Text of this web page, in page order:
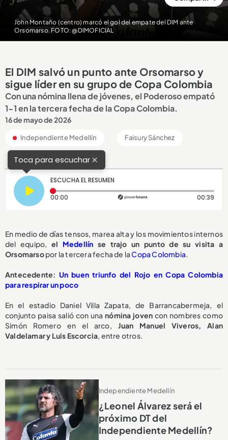
John Montaño (centro) marcó el gol del empate del DIM ante
Orsomarso. FOTO: @DIMOFICIAL
El DIM salvó un punto ante Orsomarso y
sigue líder en su grupo de Copa Colombia
Con una nómina llena de jóvenes, el Poderoso empató
1-1 en la tercera fecha de la Copa Colombia.
16 de mayo de 2026
Independiente Medellín Faisury Sánchez
Toca para escuchar×
ESCUCHA EL RESUMEN
00:00 Tiempo transcurrido: 0 segundos 00:39
En medio de días tensos, marea alta y los movimientos internos
del equipo, el Medellín se trajoun puntode su visita a
Orsomarsopor la tercera fecha de laCopa Colombia.
Antecedente: Un buen triunfo del Rojo en Copa Colombia
para respirar un poco
En el estadio Daniel Villa Zapata, de Barrancabermeja, el
conjunto paisa salió con unanómina joven con nombres como
Simón Romero en el arco, Juan Manuel Viveros, Alan
Valdelamar y Luis Escorcia, entre otros.
Independiente Medellín
¿Leonel Álvarez será el
próximo DT del
Independiente Medellín?